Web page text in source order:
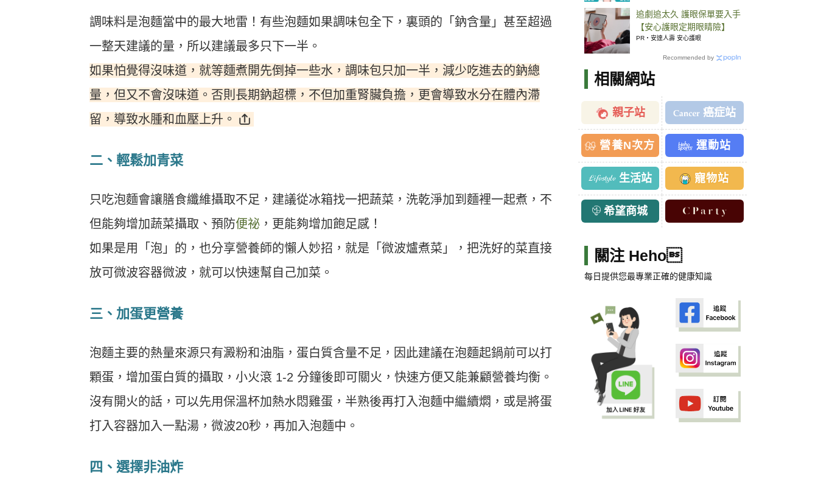
調味料是泡麵當中的最大地雷！有些泡麵如果調味包全下，裏頭的「鈉含量」甚至超過
一整天建議的量，所以建議最多只下一半。
如果怕覺得沒味道，就等麵煮開先倒掉一些水，調味包只加一半，減少吃進去的鈉總
量，但又不會沒味道。否則長期鈉超標，不但加重腎臟負擔，更會導致水分在體內滯
留，導致水腫和血壓上升。
二、輕鬆加青菜
只吃泡麵會讓膳食纖維攝取不足，建議從冰箱找一把蔬菜，洗乾淨加到麵裡一起煮，不
但能夠增加蔬菜攝取、預防便祕 ，更能夠增加飽足感！
如果是用「泡」的，也分享營養師的懶人妙招，就是「微波爐煮菜」，把洗好的菜直接
放可微波容器微波，就可以快速幫自己加菜。
三、加蛋更營養
泡麵主要的熱量來源只有澱粉和油脂，蛋白質含量不足，因此建議在泡麵起鍋前可以打
顆蛋，增加蛋白質的攝取，小火滾 1-2 分鐘後即可關火，快速方便又能兼顧營養均衡。
沒有開火的話，可以先用保溫杯加熱水悶雞蛋，半熟後再打入泡麵中繼續燜，或是將蛋
打入容器加入一點湯，微波20秒，再加入泡麵中。
四、選擇非油炸
追劇追太久 護眼保單要入手
【安心護眼定期眼睛險】
PR・安達人壽 安心護眼
Recommended by
相關網站
親子站 癌症站
營養N次方 運動站
生活站 寵物站
希望商城
關注 Heho
每日提供您最專業正確的健康知識